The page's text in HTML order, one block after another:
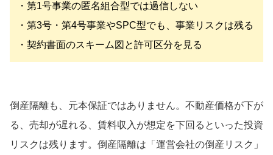
・第1号事業の匿名組合型では過信しない
・第3号・第4号事業やSPC型でも、事業リスクは残る
・契約書面のスキーム図と許可区分を見る
倒産隔離も、元本保証ではありません。不動産価格が下が
る、売却が遅れる、賃料収入が想定を下回るといった投資
リスクは残ります。倒産隔離は「運営会社の倒産リスク」